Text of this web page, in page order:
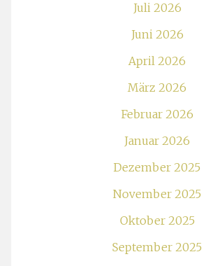
Juli 2026
Juni 2026
April 2026
März 2026
Februar 2026
Januar 2026
Dezember 2025
November 2025
Oktober 2025
September 2025